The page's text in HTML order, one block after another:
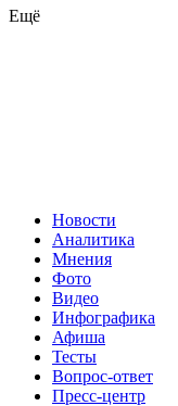
Ещё
Новости
Аналитика
Мнения
Фото
Видео
Инфографика
Афиша
Тесты
Вопрос-ответ
Пресс-центр